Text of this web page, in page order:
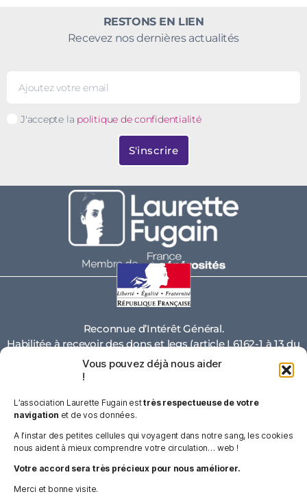
Vous pouvez déjà nous aider
!
L’association Laurette Fugain esttrès respectueuse de votre
navigation et de vos données.
A l’instar des petites cellules qui voyagent dans notre sang, les cookies
nous aident à mieux comprendre votre circulation… web !
Votre accord sera très précieux pour nous améliorer.
Merci et bonne visite.
RESTONS EN LIEN
Recevez nos dernières actualités
J'accepte la politique de confidentialité
S'inscrire
Reconnue d’Intérêt Général.
Habilitée à recevoir des dons et legs (article L6162-1 à 13 du
code de la santé publique)
77%
de nos dépenses sont affectées à la réalisation denos trois
missions
FAQ